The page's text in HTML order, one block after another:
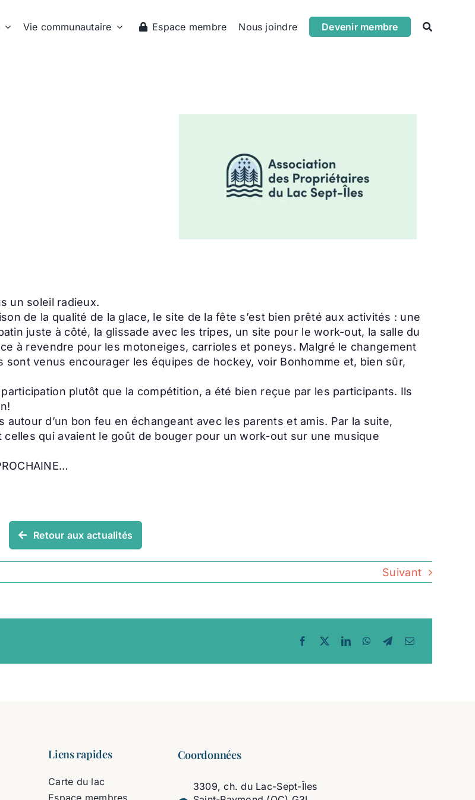
Vie communautaire Espace membre Nous joindre Devenir membre
un soleil radieux.
de la qualité de la glace, le site de la fête s’est bien prêté aux activités : une
juste à côté, la glissade avec les tripes, un site pour le work-out, la salle du
à revendre pour les motoneiges, carrioles et poneys. Malgré le changement
venus encourager les équipes de hockey, voir Bonhomme et, bien sûr,
plutôt que la compétition, a été bien reçue par les participants. Ils
d’un bon feu en échangeant avec les parents et amis. Par la suite,
celles qui avaient le goût de bouger pour un work-out sur une musique
Retour aux actualités
Suivant
Liens rapides
Carte du lac
Espace membres
Coordonnées
3309, ch. du Lac-Sept-Îles